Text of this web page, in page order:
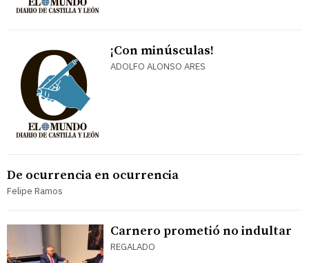
¡Con minúsculas!
ADOLFO ALONSO ARES
De ocurrencia en ocurrencia
Felipe Ramos
Carnero prometió no indultar
REGALADO